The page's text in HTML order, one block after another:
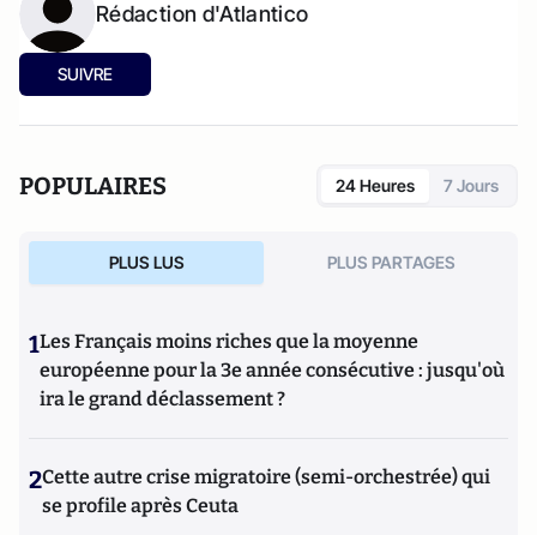
Rédaction d'Atlantico
SUIVRE
POPULAIRES 24 Heures 7 Jours
PLUS LUS PLUS PARTAGES
1Les Français moins riches que la moyenne
européenne pour la 3e année consécutive : jusqu'où
ira le grand déclassement ?
2Cette autre crise migratoire (semi-orchestrée) qui
se profile après Ceuta